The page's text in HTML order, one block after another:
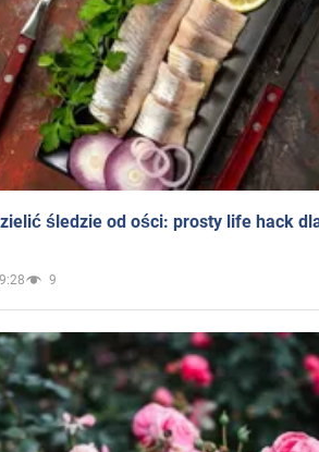
śledzie od ości: prosty life hack
9